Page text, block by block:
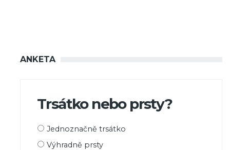
ANKETA
Trsátko nebo prsty?
Možnosti
Jednoznačně trsátko
Výhradně prsty